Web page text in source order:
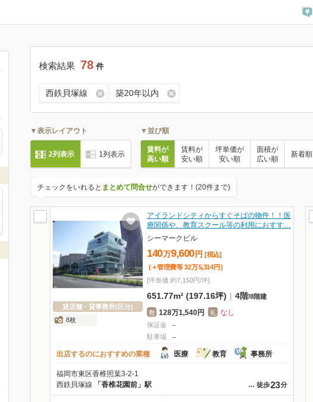
検索結果 78 件
西鉄貝塚線 築20年以内
▼表示レイアウト
2列表示 1列表示
▼並び順
賃料が
高い順
賃料が
安い順
坪単価が
安い順
面積が
広い順
新着順
チェックをいれると まとめて問合せができます！(20件まで)
貸店舗・貸事務所(区分)
8枚
アイランドシティからすぐそばの物件！！医
療関係や、教育スクール等の利用におすす…
シーマークビル
140万9,600 円 [税込]
(＋管理費等 32万5,314 円 )
[坪単価 約7,150円/坪]
651.77m² (197.16坪) | 4階/8階建
敷 128万1,540円 礼 なし
保証金 －
駐車場
－
出店するのにおすすめの業種
医療 教育 事務所
福岡市東区香椎照葉3-2-1
… 徒歩23分
西鉄貝塚線 「香椎花園前」駅